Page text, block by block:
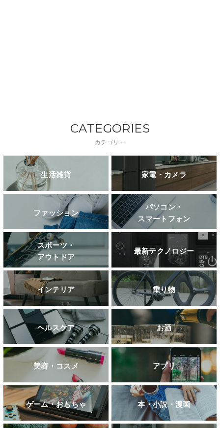
CATEGORIES
カテゴリー
生活雑貨 家電・カメラ
ファッション
パソコン・
スマートフォン
スポーツ・
アウトドア
最新テクノロジー
インテリア 乗り物
ヘルスケア お酒
美容・コスメ アプリ
ゲーム・おもちゃ 本・小説・漫画